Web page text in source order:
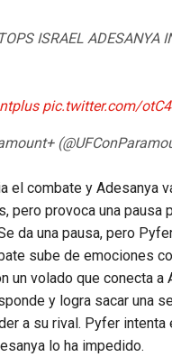
ISRAEL ADESANYA
pic.twitter.com/
el combate y Adesanya
pero provoca una pausa
da una pausa, pero
sube de emociones
un volado que conecta a
y logra sacar una
a su rival. Pyfer intenta
lo ha impedido.